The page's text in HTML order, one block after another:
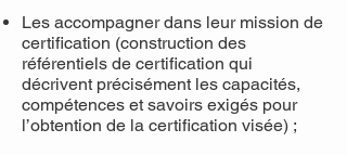
Les accompagner dans leur mission de
certification (construction des
référentiels de certification qui
décrivent précisément les capacités,
compétences et savoirs exigés pour
l’obtention de la certification visée) ;​